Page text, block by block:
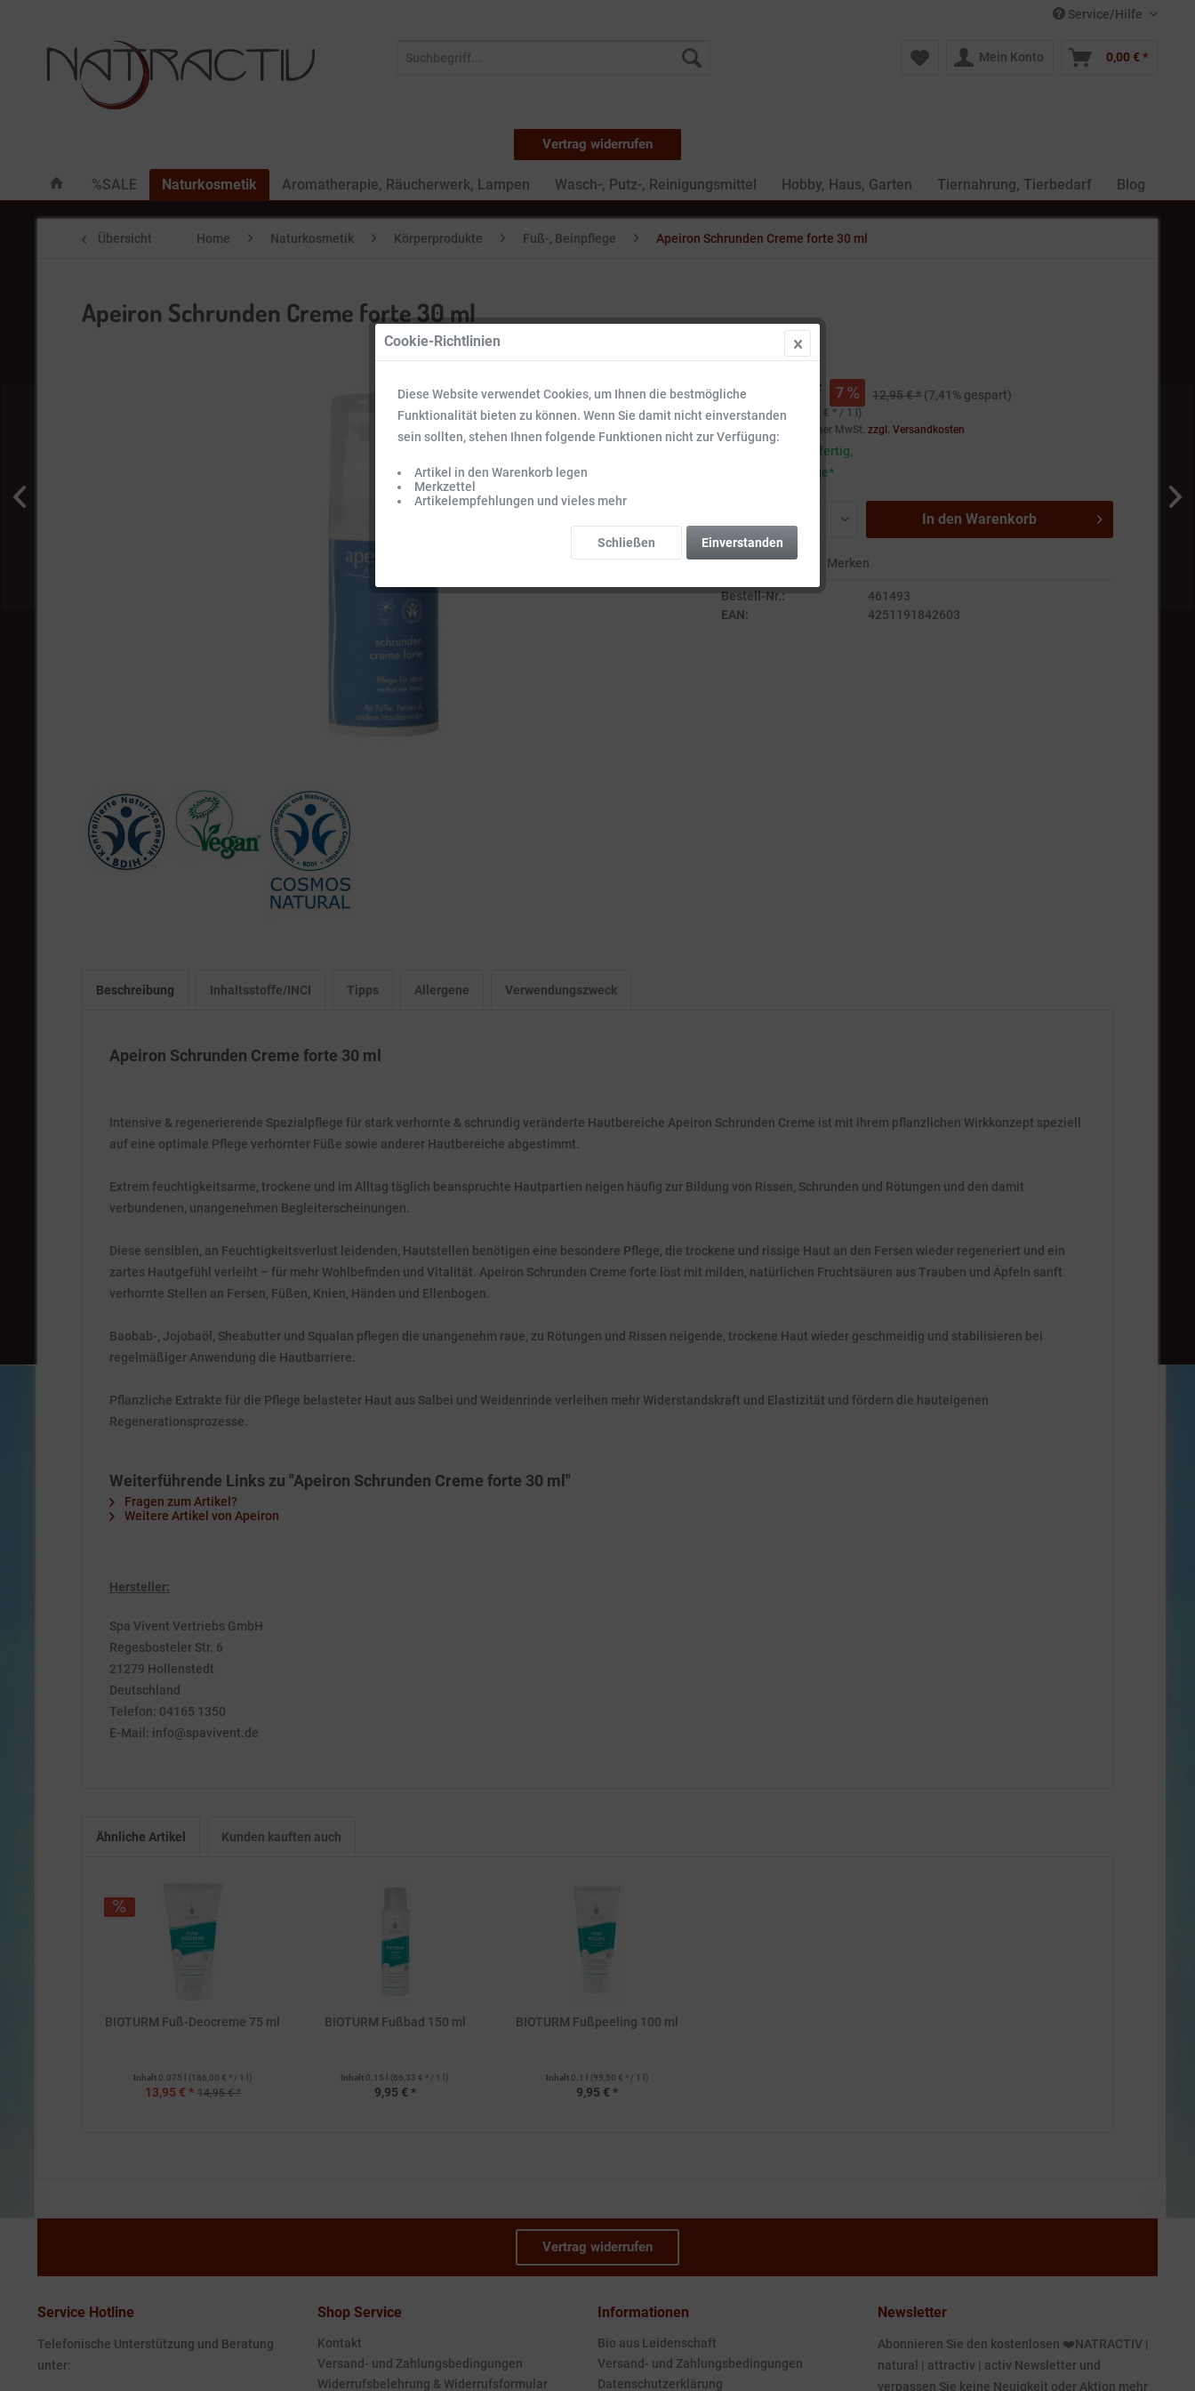
Service/Hilfe
Mein Konto 0,00 € *
Vertrag widerrufen
%SALE Naturkosmetik Aromatherapie, Räucherwerk, Lampen Wasch-, Putz-, Reinigungsmittel Hobby, Haus, Garten Tiernahrung, Tierbedarf Blog
Übersicht Home Naturkosmetik Körperprodukte Fuß-, Beinpflege Apeiron Schrunden Creme forte 30 ml
Apeiron Schrunden Creme forte 30 ml
11,99 € * 7 12,95 € * (7,41% gespart)
Inhalt:0.03 l (399,67 € * / 1 l)
Preise inkl. gesetzlicher MwSt.zzgl. Versandkosten
Sofort versandfertig,
Lieferzeit 3-5 Tage*
In den Warenkorb
Vergleichen Merken
Bestell-Nr.:
461493
EAN:
4251191842603
Beschreibung Inhaltsstoffe/INCI Tipps Allergene Verwendungszweck
Apeiron Schrunden Creme forte 30 ml
Intensive & regenerierende Spezialpflege für stark verhornte & schrundig veränderte Hautbereiche Apeiron Schrunden Creme ist mit ihrem pflanzlichen Wirkkonzept speziell
auf eine optimale Pflege verhornter Füße sowie anderer Hautbereiche abgestimmt.
Extrem feuchtigkeitsarme, trockene und im Alltag täglich beanspruchte Hautpartien neigen häufig zur Bildung von Rissen, Schrunden und Rötungen und den damit
verbundenen, unangenehmen Begleiterscheinungen.
Diese sensiblen, an Feuchtigkeitsverlust leidenden, Hautstellen benötigen eine besondere Pflege, die trockene und rissige Haut an den Fersen wieder regeneriert und ein
zartes Hautgefühl verleiht – für mehr Wohlbefinden und Vitalität. Apeiron Schrunden Creme forte löst mit milden, natürlichen Fruchtsäuren aus Trauben und Äpfeln sanft
verhornte Stellen an Fersen, Füßen, Knien, Händen und Ellenbogen.
Baobab-, Jojobaöl, Sheabutter und Squalan pflegen die unangenehm raue, zu Rötungen und Rissen neigende, trockene Haut wieder geschmeidig und stabilisieren bei
regelmäßiger Anwendung die Hautbarriere.
Pflanzliche Extrakte für die Pflege belasteter Haut aus Salbei und Weidenrinde verleihen mehr Widerstandskraft und Elastizität und fördern die hauteigenen
Regenerationsprozesse.
Weiterführende Links zu "Apeiron Schrunden Creme forte 30 ml"
Fragen zum Artikel?
Weitere Artikel von Apeiron
Hersteller:
Spa Vivent Vertriebs GmbH
Regesbosteler Str. 6
21279 Hollenstedt
Deutschland
Telefon: 04165 1350
E-Mail: info@spavivent.de
Ähnliche Artikel Kunden kauften auch
BIOTURM Fuß-Deocreme 75 ml
Inhalt 0.075 l (186,00 € * / 1 l)
13,95 € * 14,95 € *
BIOTURM Fußbad 150 ml
Inhalt 0.15 l (66,33 € * / 1 l)
9,95 € *
BIOTURM Fußpeeling 100 ml
Inhalt 0.1 l (99,50 € * / 1 l)
9,95 € *
Vertrag widerrufen
Service Hotline
Telefonische Unterstützung und Beratung
unter:
Shop Service
Kontakt
Versand- und Zahlungsbedingungen
Widerrufsbelehrung & Widerrufsformular
Informationen
Bio aus Leidenschaft
Versand- und Zahlungsbedingungen
Datenschutzerklärung
Newsletter
Abonnieren Sie den kostenlosen ❤️NATRACTIV |
natural | attractiv | activ Newsletter und
verpassen Sie keine Neuigkeit oder Aktion mehr
Cookie-Richtlinien
Diese Website verwendet Cookies, um Ihnen die bestmögliche
Funktionalität bieten zu können. Wenn Sie damit nicht einverstanden
sein sollten, stehen Ihnen folgende Funktionen nicht zur Verfügung:
Artikel in den Warenkorb legen
Merkzettel
Artikelempfehlungen und vieles mehr
Einverstanden
Schließen